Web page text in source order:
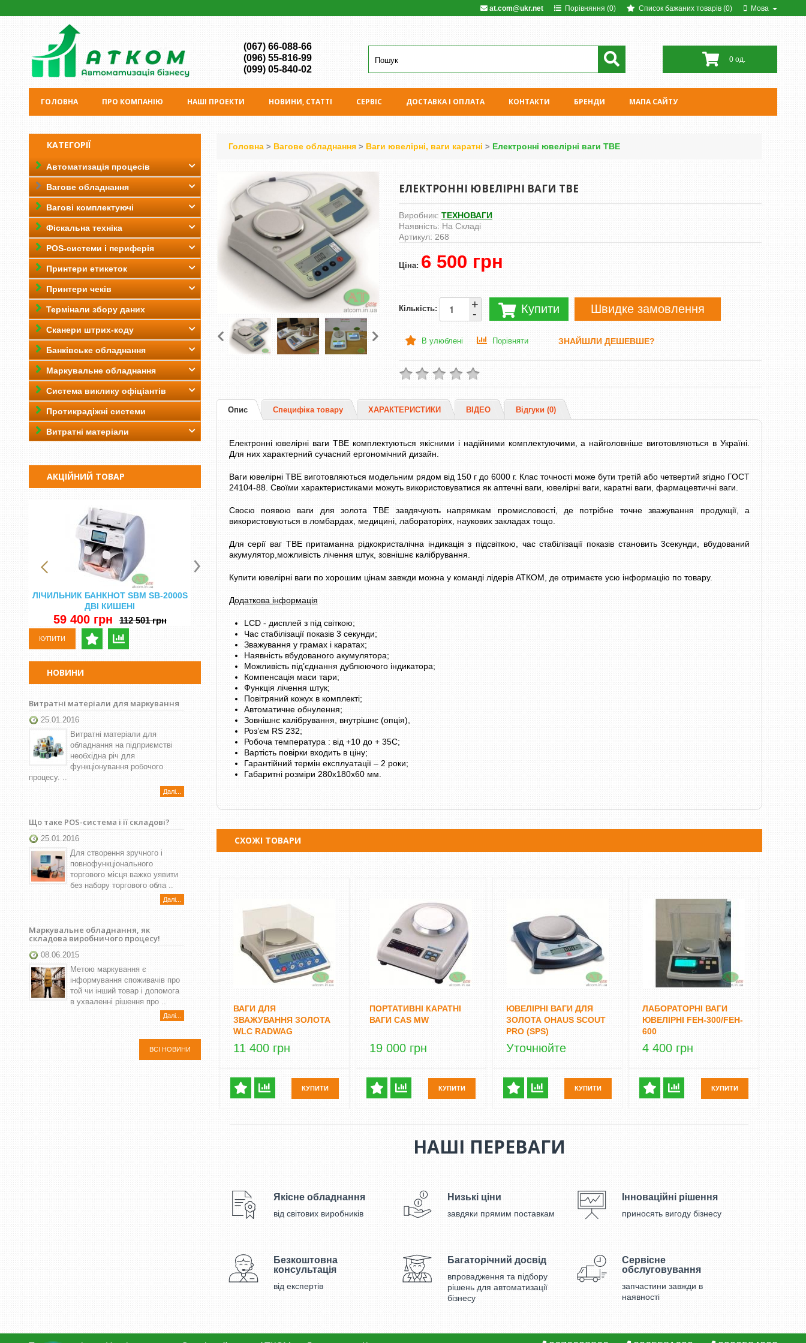
at.com@ukr.net Порівняння (0) Список бажаних товарів (0) Мова
(067) 66-088-66
(096) 55-816-99
(099) 05-840-02
0 од.
ГОЛОВНА ПРО КОМПАНІЮ НАШІ ПРОЕКТИ НОВИНИ, СТАТТІ СЕРВIС ДОСТАВКА І ОПЛАТА КОНТАКТИ БРЕНДИ МАПА САЙТУ
КАТЕГОРІЇ
Автоматизація процесів
Вагове обладнання
Вагові комплектуючі
Фіскальна техніка
POS-системи і периферія
Принтери етикеток
Принтери чеків
Термінали збору даних
Сканери штрих-коду
Банківське обладнання
Маркувальне обладнання
Система виклику офіціантів
Протикрадіжні системи
Витратні матеріали
АКЦІЙНИЙ ТОВАР
ЛІЧИЛЬНИК БАНКНОТ SBM SB-2000S
ДВІ КИШЕНІ
59 400 грн 112 501 грн
КУПИТИ
ЛІЧИЛЬНА МАШИНКА DORS 750 З
ВИЗНАЧЕННЯМ НОМІНАЛУ
29 500 грн Уточнюйте
НОВИНИ
Витратні матеріали для маркування
25.01.2016
Витратні матеріали для
обладнання на підприємстві
необхідна річ для
функціонування робочого
процесу. ..
Далі...
Що таке POS-система і її складові?
25.01.2016
Для створення зручного і
повнофункціонального
торгового місця важко уявити
без набору торгового обла ..
Далі...
Маркувальне обладнання, як
складова виробничого процесу!
08.06.2015
Метою маркування є
інформування споживачів про
той чи інший товар і допомога
в ухваленні рішення про ..
Далі...
ВСІ НОВИНИ
Головна> Вагове обладнання> Ваги ювелірні, ваги каратні > Електронні ювелірні ваги ТВЕ
ЕЛЕКТРОННІ ЮВЕЛІРНІ ВАГИ ТВЕ
Виробник: ТЕХНОВАГИ
Наявність: На Складі
Артикул: 268
Ціна: 6 500 грн
Кількість: -
+ Купити Швидке замовлення
В улюблені Порівняти ЗНАЙШЛИ ДЕШЕВШЕ?
Опис Специфіка товару ХАРАКТЕРИСТИКИ ВІДЕО Відгуки (0)
Електронні ювелірні ваги ТВЕ комплектуються якісними і надійними комплектуючими, а найголовніше виготовляються в Україні.
Для них характерний сучасний ергономічний дизайн.
Ваги ювелірні ТВЕ виготовляються модельним рядом від 150 г до 6000 г. Клас точності може бути третій або четвертий згідно ГОСТ
24104-88. Своїми характеристиками можуть використовуватися як аптечні ваги, ювелірні ваги, каратні ваги, фармацевтичні ваги.
Своєю появою ваги для золота ТВЕ завдячують напрямкам промисловості, де потрібне точне зважування продукції, а
використовуються в ломбардах, медицині, лабораторіях, наукових закладах тощо.
Для серії ваг ТВЕ притаманна рідкокристалічна індикація з підсвіткою, час стабілізації показів становить 3секунди, вбудований
акумулятор,можливість лічення штук, зовнішнє калібрування.
Купити ювелірні ваги по хорошим цінам завжди можна у команді лідерів АТКОМ, де отримаєте усю інформацію по товару.
Додаткова інформація
LCD - дисплей з під світкою;
Час стабілізації показів 3 секунди;
Зважування у грамах і каратах;
Наявність вбудованого акумулятора;
Можливість під’єднання дублюючого індикатора;
Компенсація маси тари;
Функція лічення штук;
Повітряний кожух в комплекті;
Автоматичне обнулення;
Зовнішнє калібрування, внутрішнє (опція),
Роз’єм RS 232;
Робоча температура : від +10 до + 35С;
Вартість повірки входить в ціну;
Гарантійний термін експлуатації – 2 роки;
Габаритні розміри 280х180х60 мм.
СХОЖІ ТОВАРИ
ВАГИ ДЛЯ
ЗВАЖУВАННЯ ЗОЛОТА
WLC RADWAG
11 400 грн
КУПИТИ
ПОРТАТИВНІ КАРАТНІ
ВАГИ CAS MW
19 000 грн
КУПИТИ
ЮВЕЛІРНІ ВАГИ ДЛЯ
ЗОЛОТА OHAUS SCOUT
PRO (SPS)
Уточнюйте
КУПИТИ
ЛАБОРАТОРНІ ВАГИ
ЮВЕЛІРНІ FEH-300/FEH-
600
4 400 грн
КУПИТИ
НАШІ ПЕРЕВАГИ
Якісне обладнання
від світових виробників
Низькі ціни
завдяки прямим поставкам
Інноваційні рішення
приносять вигоду бізнесу
Безкоштовна
консультація
від експертів
Багаторічний досвід
впровадження та підбору
рішень для автоматизації
бізнесу
Сервісне
обслуговування
запчастини завжди в
наявності